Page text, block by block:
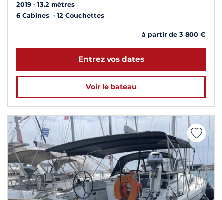
2019
13.2 mètres
6 Cabines
12 Couchettes
à partir de 3 800 €
Entrez vos dates
Voir le bateau